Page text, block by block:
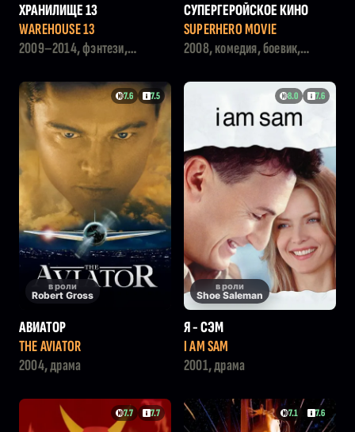
ХРАНИЛИЩЕ 13
WAREHOUSE 13
2009–2014, фэнтези,
СУПЕРГЕРОЙСКОЕ КИНО
SUPERHERO MOVIE
2008, комедия, боевик,
7.6 7.5
в роли
Robert Gross
АВИАТОР
THE AVIATOR
2004, драма
8.0 7.6
в роли
Shoe Saleman
Я - СЭМ
I AM SAM
2001, драма
7.7 7.7 7.1 7.6